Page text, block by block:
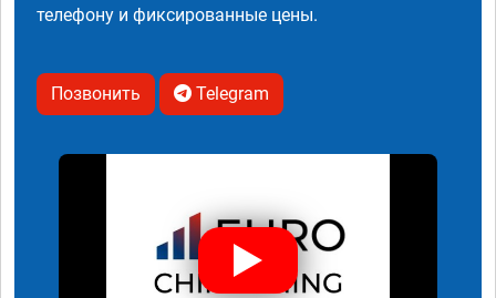
телефону и фиксированные цены.
Позвонить Telegram